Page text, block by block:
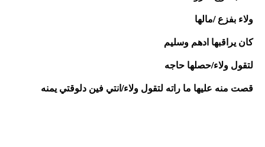
ولاء بفزع /مالها
كان يراقبها ادهم وسليم
لتقول ولاء/حصلها حاجه
قصت منه عليها ما راته لتقول ولاء/انتي فين دلوقتي يمنه